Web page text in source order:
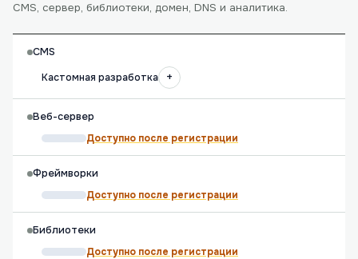
CMS, сервер, библиотеки, домен, DNS и аналитика.
CMS
Кастомная разработка
+
Веб-сервер
Доступно после регистрации
Фреймворки
Доступно после регистрации
Библиотеки
Доступно после регистрации